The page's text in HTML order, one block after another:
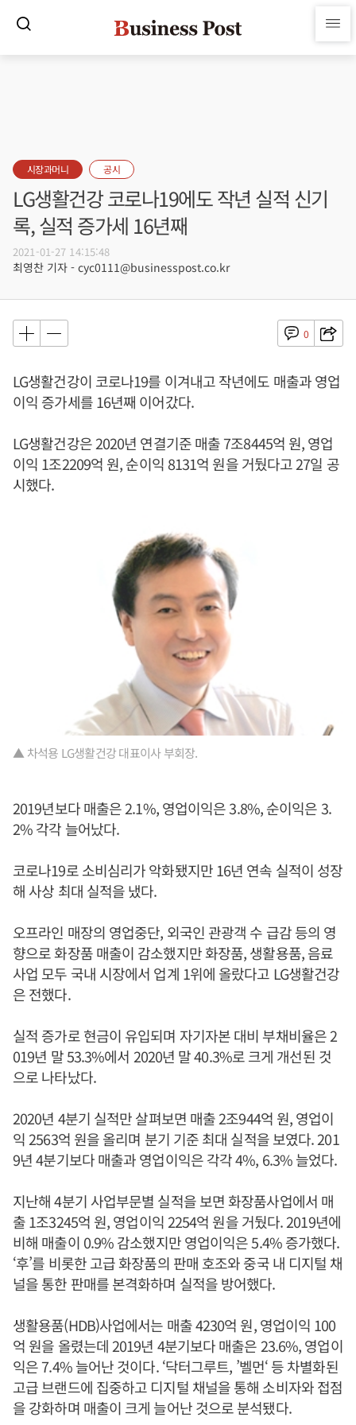
시장과머니 공시
LG생활건강 코로나19에도 작년 실적 신기
록, 실적 증가세 16년째
2021-01-27 14:15:48
최영찬 기자 - cyc0111@businesspost.co.kr
0
LG생활건강이 코로나19를 이겨내고 작년에도 매출과 영업
이익 증가세를 16년째 이어갔다.
LG생활건강은 2020년 연결기준 매출 7조8445억 원, 영업
이익 1조2209억 원, 순이익 8131억 원을 거뒀다고 27일 공
시했다.
▲ 차석용 LG생활건강 대표이사 부회장.
2019년보다 매출은 2.1%, 영업이익은 3.8%, 순이익은 3.
2% 각각 늘어났다.
코로나19로 소비심리가 악화됐지만 16년 연속 실적이 성장
해 사상 최대 실적을 냈다.
오프라인 매장의 영업중단, 외국인 관광객 수 급감 등의 영
향으로 화장품 매출이 감소했지만 화장품, 생활용품, 음료
사업 모두 국내 시장에서 업계 1위에 올랐다고 LG생활건강
은 전했다.
실적 증가로 현금이 유입되며 자기자본 대비 부채비율은 2
019년 말 53.3%에서 2020년 말 40.3%로 크게 개선된 것
으로 나타났다.
2020년 4분기 실적만 살펴보면 매출 2조944억 원, 영업이
익 2563억 원을 올리며 분기 기준 최대 실적을 보였다. 201
9년 4분기보다 매출과 영업이익은 각각 4%, 6.3% 늘었다.
지난해 4분기 사업부문별 실적을 보면 화장품사업에서 매
출 1조3245억 원, 영업이익 2254억 원을 거뒀다. 2019년에
비해 매출이 0.9% 감소했지만 영업이익은 5.4% 증가했다.
‘후’를 비롯한 고급 화장품의 판매 호조와 중국 내 디지털 채
널을 통한 판매를 본격화하며 실적을 방어했다.
생활용품(HDB)사업에서는 매출 4230억 원, 영업이익 100
억 원을 올렸는데 2019년 4분기보다 매출은 23.6%, 영업이
익은 7.4% 늘어난 것이다. ‘닥터그루트, ’벨먼‘ 등 차별화된
고급 브랜드에 집중하고 디지털 채널을 통해 소비자와 접점
을 강화하며 매출이 크게 늘어난 것으로 분석됐다.